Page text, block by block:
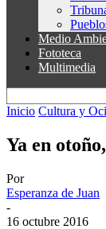
Medio
Fototeca
Multimedia
Inicio Cultura y
Ya en
Por
Esperanza de Juan
-
16 octubre 2016